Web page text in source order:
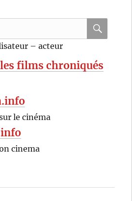
– acteur
films chroniqués
le cinéma
cinema